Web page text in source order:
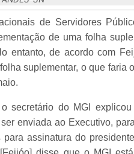
de Servidores
de uma folha
entanto, de acordo com
suplementar, o que faria
secretário do MGI
enviada ao Executivo,
assinatura do